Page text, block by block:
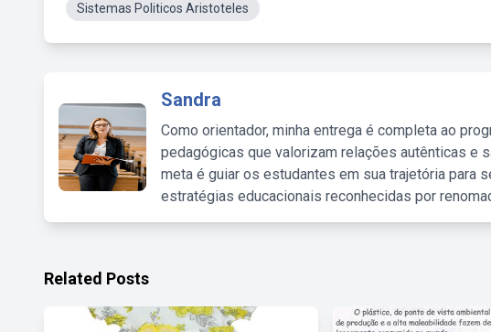
Sistemas Politicos Aristoteles
Sandra
Como orientador, minha entrega é completa ao
pedagógicas que valorizam relações autênticas e
meta é guiar os estudantes em sua trajetória para
estratégias educacionais reconhecidas por
Related Posts